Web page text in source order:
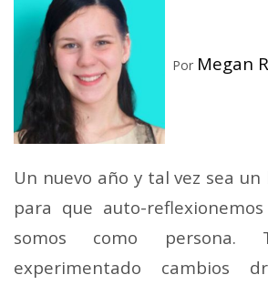
Por Megan
Un nuevo año y tal vez sea
para que auto-
somos como persona.
experimentado cambios